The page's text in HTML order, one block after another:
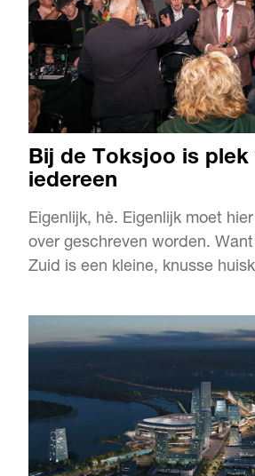
Bij de Toksjoo is plek
iedereen
Eigenlijk, hè. Eigenlijk moet
over geschreven worden.
Zuid is een kleine, knusse
zakt vanwege te grote
maandelijkse live
van der Hor en Roel Pot is
omdat het klei…